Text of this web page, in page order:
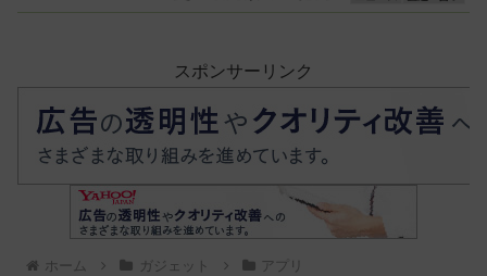
スポンサーリンク
ホーム ガジェット アプリ